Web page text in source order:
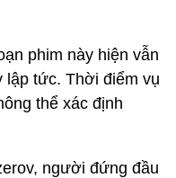
phim này hiện vẫn
lập tức. Thời điểm vụ
thể xác định
người đứng đầu